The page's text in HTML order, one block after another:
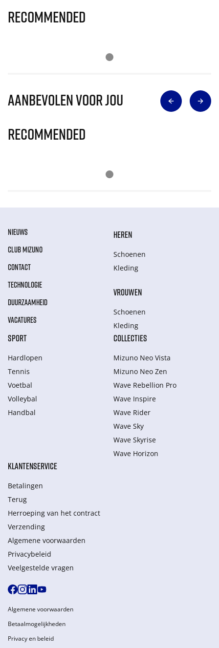
Recommended
Aanbevolen voor jou
Recommended
NIEUWS
CLUB MIZUNO
CONTACT
TECHNOLOGIE
DUURZAAMHEID
VACATURES
HEREN
Schoenen
Kleding
VROUWEN
Schoenen
Kleding
SPORT
Hardlopen
Tennis
Voetbal
Volleybal
Handbal
COLLECTIES
Mizuno Neo Vista
Mizuno Neo Zen
Wave Rebellion Pro
Wave Inspire
Wave Rider
Wave Sky
Wave Skyrise
Wave Horizon
KLANTENSERVICE
Betalingen
Terug
Herroeping van het contract
Verzending
Algemene voorwaarden
Privacybeleid
Veelgestelde vragen
Algemene voorwaarden
Betaalmogelijkheden
Privacy en beleid